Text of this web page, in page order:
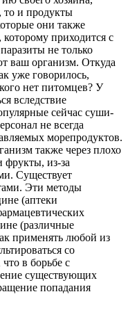
то и продукты
они также
приходится с
не только
ваш организм. Откуда
уже говорилось,
нет питомцев? У
вследствие
сейчас суши-
не всегда
морепродуктов.
также через плохо
из-за
Существует
Эти методы
(аптеки
(различные
применять любой из
со
в борьбе с
существующих
попадания